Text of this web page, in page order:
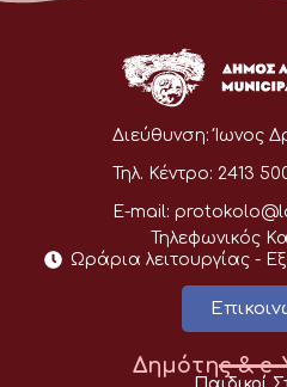
Διεύθυνση: Ίωνος
Τηλ. Κέντρο: 2413
E-mail:
Τηλεφωνικός
Ωράρια λειτουργίας -
Δημότης & e-